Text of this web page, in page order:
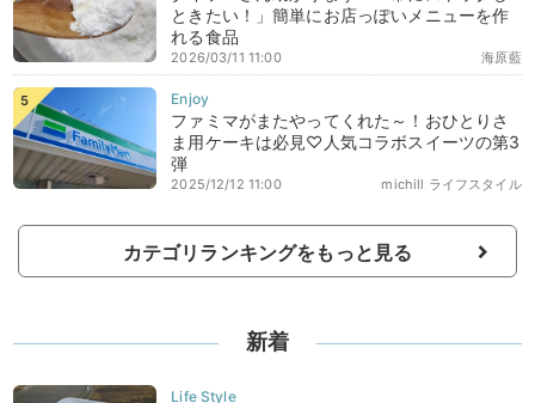
ときたい！」簡単にお店っぽいメニューを作
れる食品
海原藍
2026/03/11 11:00
ファミマがまたやってくれた～！おひとりさ
ま用ケーキは必見♡人気コラボスイーツの第3
弾
michill ライフスタイル
2025/12/12 11:00
カテゴリランキングをもっと見る
新着